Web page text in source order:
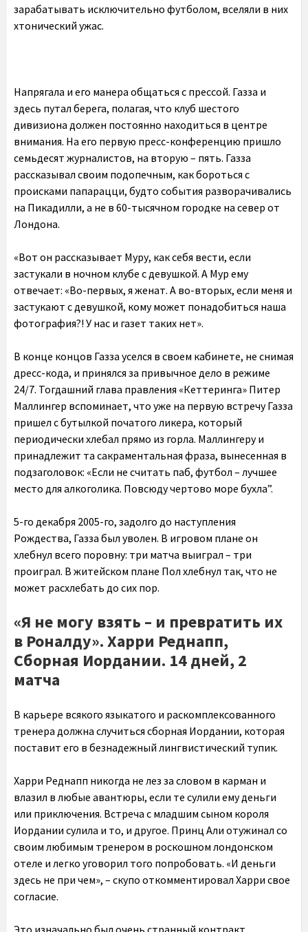
зарабатывать исключительно футболом, вселяли в них
хтонический ужас.
Напрягала и его манера общаться с прессой. Газза и
здесь путал берега, полагая, что клуб шестого
дивизиона должен постоянно находиться в центре
внимания. На его первую пресс-конференцию пришло
семьдесят журналистов, на вторую – пять. Газза
рассказывал своим подопечным, как бороться с
происками папарацци, будто события разворачивались
на Пикадилли, а не в 60-тысячном городке на север от
Лондона.
«Вот он рассказывает Муру, как себя вести, если
застукали в ночном клубе с девушкой. А Мур ему
отвечает: «Во-первых, я женат. А во-вторых, если меня и
застукают с девушкой, кому может понадобиться наша
фотография?! У нас и газет таких нет».
В конце концов Газза уселся в своем кабинете, не снимая
дресс-кода, и принялся за привычное дело в режиме
24/7. Тогдашний глава правления «Кеттеринга» Питер
Маллингер вспоминает, что уже на первую встречу Газза
пришел с бутылкой початого ликера, который
периодически хлебал прямо из горла. Маллингеру и
принадлежит та сакраментальная фраза, вынесенная в
подзаголовок: «Если не считать паб, футбол – лучшее
место для алкоголика. Повсюду чертово море бухла”.
5-го декабря 2005-го, задолго до наступления
Рождества, Газза был уволен. В игровом плане он
хлебнул всего поровну: три матча выиграл – три
проиграл. В житейском плане Пол хлебнул так, что не
может расхлебать до сих пор.
«Я не могу взять – и превратить их
в Роналду». Харри Реднапп,
Сборная Иордании. 14 дней, 2
матча
В карьере всякого языкатого и раскомплексованного
тренера должна случиться сборная Иордании, которая
поставит его в безнадежный лингвистический тупик.
Харри Реднапп никогда не лез за словом в карман и
влазил в любые авантюры, если те сулили ему деньги
или приключения. Встреча с младшим сыном короля
Иордании сулила и то, и другое. Принц Али отужинал со
своим любимым тренером в роскошном лондонском
отеле и легко уговорил того попробовать. «И деньги
здесь не при чем», – скупо откомментировал Харри свое
согласие.
Это изначально был очень странный контракт,